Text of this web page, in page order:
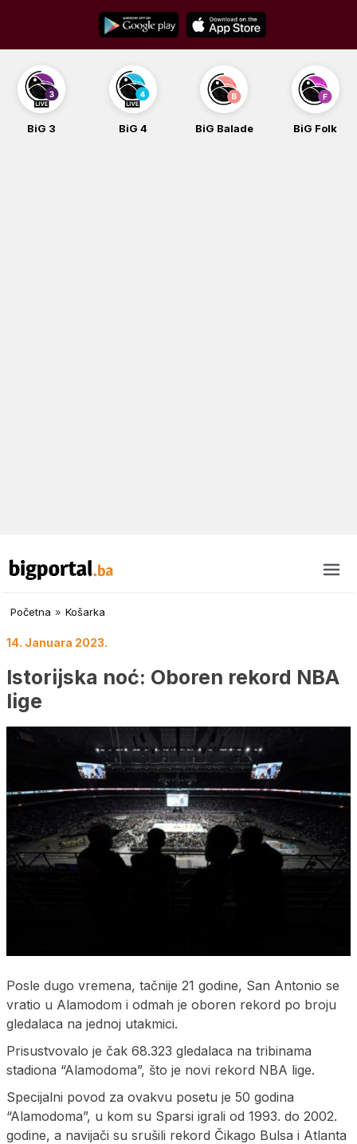
content
BiG 3 BiG 4 BiG Balade BiG Folk
Početna » Košarka
14. Januara 2023.
Istorijska noć: Oboren rekord NBA
lige
Posle dugo vremena, tačnije 21 godine, San Antonio se
vratio u Alamodom i odmah je oboren rekord po broju
gledalaca na jednoj utakmici.
Prisustvovalo je čak 68.323 gledalaca na tribinama
stadiona “Alamodoma”, što je novi rekord NBA lige.
Specijalni povod za ovakvu posetu je 50 godina
“Alamodoma”, u kom su Sparsi igrali od 1993. do 2002.
godine, a navijači su srušili rekord Čikago Bulsa i Atlanta